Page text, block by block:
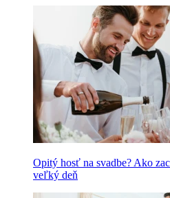
Opitý hosť na svadbe? Ako
veľký deň